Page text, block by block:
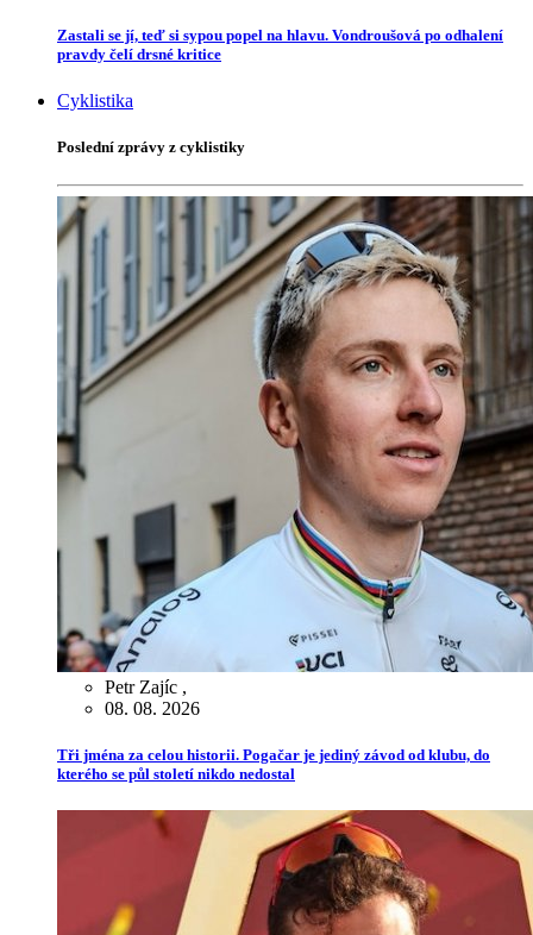
Zastali se jí, teď si sypou popel na hlavu. Vondroušová po odhalení
pravdy čelí drsné kritice
Cyklistika
Poslední zprávy z cyklistiky
Petr Zajíc ,
08. 08. 2026
Tři jména za celou historii. Pogačar je jediný závod od klubu, do
kterého se půl století nikdo nedostal